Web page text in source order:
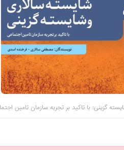
گزینی: با تاکید بر تجربه سازمان تامین